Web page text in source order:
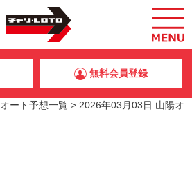
無料会員登録
オート予想一覧 > 2026年03月03日 山陽オ